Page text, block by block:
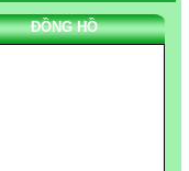
ĐỒNG HỒ